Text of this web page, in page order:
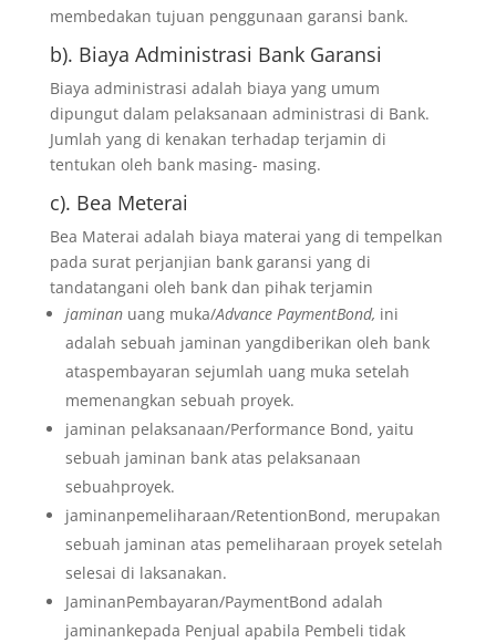
membedakan tujuan penggunaan garansi bank.
b). Biaya Administrasi Bank Garansi
Biaya administrasi adalah biaya yang umum
dipungut dalam pelaksanaan administrasi di Bank.
Jumlah yang di kenakan terhadap terjamin di
tentukan oleh bank masing- masing.
c). Bea Meterai
Bea Materai adalah biaya materai yang di tempelkan
pada surat perjanjian bank garansi yang di
tandatangani oleh bank dan pihak terjamin
jaminan uang muka/Advance PaymentBond, ini
adalah sebuah jaminan yangdiberikan oleh bank
ataspembayaran sejumlah uang muka setelah
memenangkan sebuah proyek.
jaminan pelaksanaan/Performance Bond, yaitu
sebuah jaminan bank atas pelaksanaan
sebuahproyek.
jaminanpemeliharaan/RetentionBond, merupakan
sebuah jaminan atas pemeliharaan proyek setelah
selesai di laksanakan.
JaminanPembayaran/PaymentBond adalah
jaminankepada Penjual apabila Pembeli tidak